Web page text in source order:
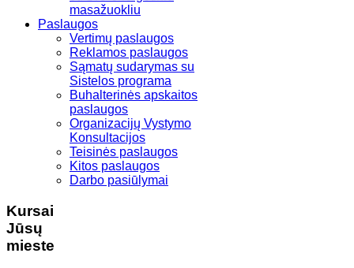
masažuokliu
Paslaugos
Vertimų paslaugos
Reklamos paslaugos
Sąmatų sudarymas su
Sistelos programa
Buhalterinės apskaitos
paslaugos
Organizacijų Vystymo
Konsultacijos
Teisinės paslaugos
Kitos paslaugos
Darbo pasiūlymai
Kursai
Jūsų
mieste